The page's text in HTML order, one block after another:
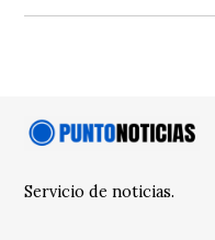
Servicio de noticias.